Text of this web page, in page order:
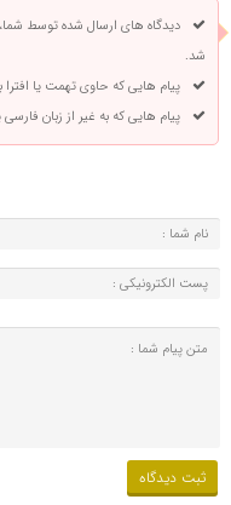
دیدگاه های ارسال شده توسط
شد.
پیام هایی که حاوی تهمت یا
پیام هایی که به غیر از زبان